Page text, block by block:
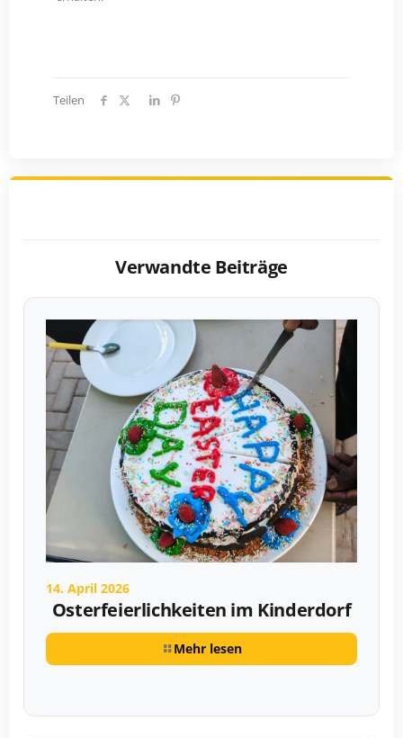
Teilen
Verwandte Beiträge
14. April 2026
Osterfeierlichkeiten im Kinderdorf
Mehr lesen